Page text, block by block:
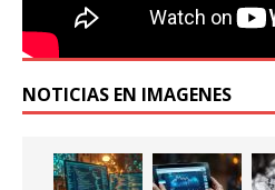
NOTICIAS EN IMAGENES